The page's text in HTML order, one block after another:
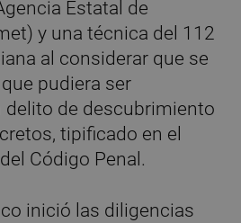
Estatal de
y una técnica del 112
al considerar que se
pudiera ser
de descubrimiento
tipificado en el
Código Penal.
inició las diligencias